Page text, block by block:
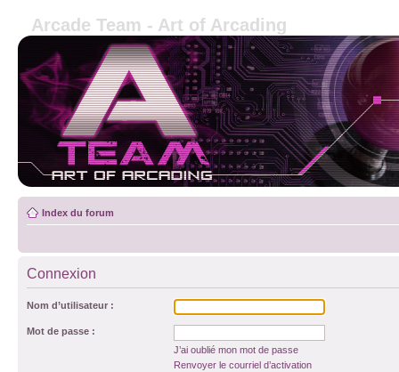
Arcade Team - Art of Arcading
Index du forum
Connexion
Nom d’utilisateur :
Mot de passe :
J’ai oublié mon mot de passe
Renvoyer le courriel d’activation